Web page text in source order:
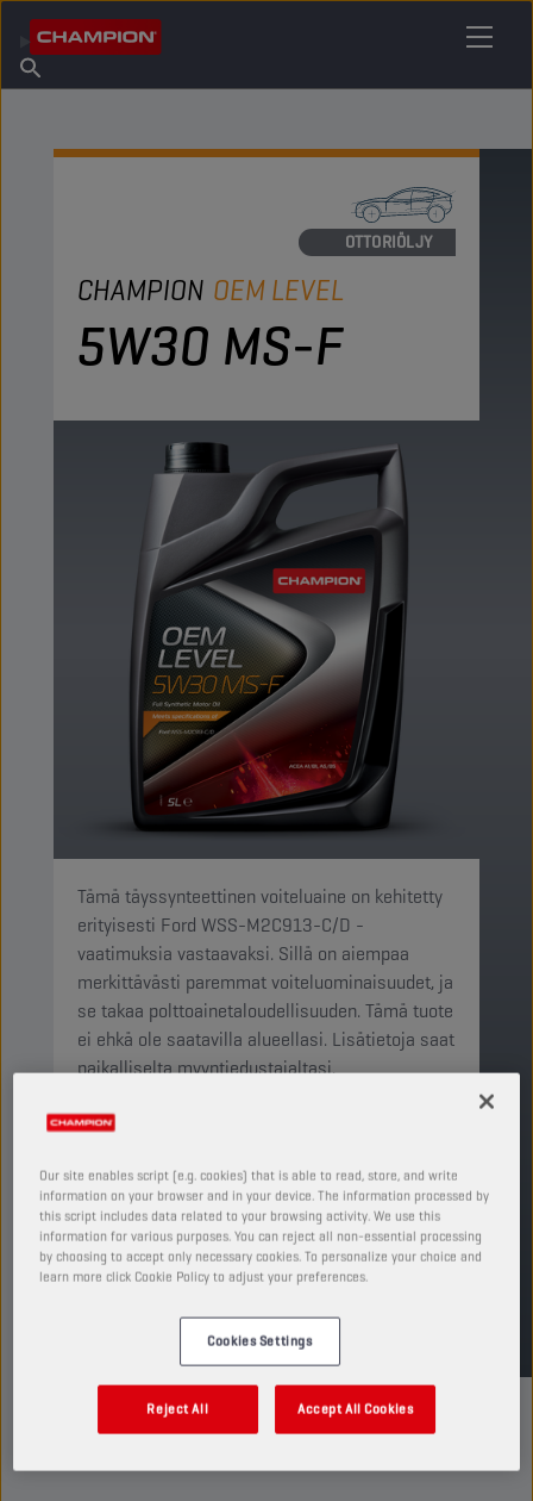
Tietoa Championista
Etsi myyntipiste
MOOTTORIÖLJY
CHAMPION OEM LEVEL
5W30 MS-F
Tämä täyssynteettinen voiteluaine on kehitetty
erityisesti Ford WSS-M2C913-C/D -
vaatimuksia vastaavaksi. Sillä on aiempaa
merkittävästi paremmat voiteluominaisuudet, ja
se takaa polttoainetaloudellisuuden. Tämä tuote
ei ehkä ole saatavilla alueellasi. Lisätietoja saat
paikalliselta myyntiedustajaltasi.
ETSI MYYNTIPISTE
TDS
Our site enables script (e.g. cookies) that is able to read, store, and write
information on your browser and in your device. The information processed by
this script includes data related to your browsing activity. We use this
information for various purposes. You can reject all non-essential processing
by choosing to accept only necessary cookies. To personalize your choice and
learn more click Cookie Policy to adjust your preferences.
Cookies Settings
Reject All Accept All Cookies